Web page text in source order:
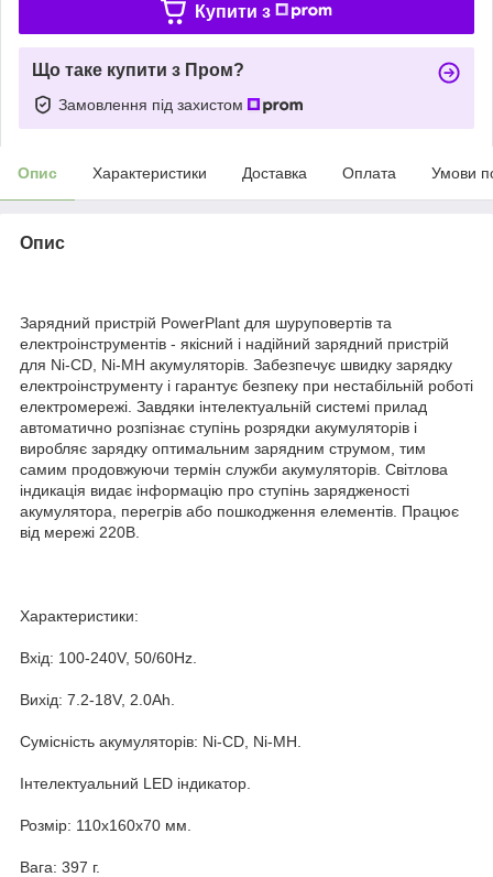
Купити з
Що таке купити з Пром?
Замовлення під захистом
Опис Характеристики Доставка Оплата Умови
Опис
Зарядний пристрій PowerPlant для шуруповертів та
електроінструментів - якісний і надійний зарядний пристрій
для Ni-CD, Ni-MH акумуляторів. Забезпечує швидку зарядку
електроінструменту і гарантує безпеку при нестабільній роботі
електромережі. Завдяки інтелектуальній системі прилад
автоматично розпізнає ступінь розрядки акумуляторів і
виробляє зарядку оптимальним зарядним струмом, тим
самим продовжуючи термін служби акумуляторів. Світлова
індикація видає інформацію про ступінь зарядженості
акумулятора, перегрів або пошкодження елементів. Працює
від мережі 220В.
Характеристики:
Вхід: 100-240V, 50/60Hz.
Вихід: 7.2-18V, 2.0Ah.
Сумісність акумуляторів: Ni-CD, Ni-MH.
Інтелектуальний LED індикатор.
Розмір: 110x160x70 мм.
Вага: 397 г.